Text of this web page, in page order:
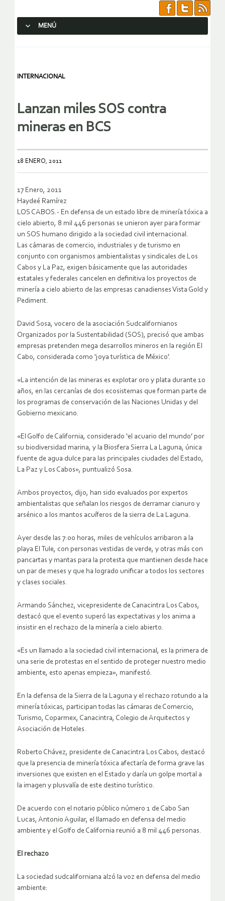
MENÚ
INTERNACIONAL
Lanzan miles SOS contra
mineras en BCS
18 ENERO, 2011
17 Enero, 2011
Haydeé Ramírez
LOS CABOS.- En defensa de un estado libre de minería tóxica a
cielo abierto, 8 mil 446 personas se unieron ayer para formar
un SOS humano dirigido a la sociedad civil internacional.
Las cámaras de comercio, industriales y de turismo en
conjunto con organismos ambientalistas y sindicales de Los
Cabos y La Paz, exigen básicamente que las autoridades
estatales y federales cancelen en definitiva los proyectos de
minería a cielo abierto de las empresas canadienses Vista Gold y
Pediment.
David Sosa, vocero de la asociación Sudcalifornianos
Organizados por la Sustentabilidad (SOS), precisó que ambas
empresas pretenden mega desarrollos mineros en la región El
Cabo, considerada como ‘joya turística de México’.
«La intención de las mineras es explotar oro y plata durante 10
años, en las cercanías de dos ecosistemas que forman parte de
los programas de conservación de las Naciones Unidas y del
Gobierno mexicano.
«El Golfo de California, considerado ‘el acuario del mundo’ por
su biodiversidad marina, y la Biosfera Sierra La Laguna, única
fuente de agua dulce para las principales ciudades del Estado,
La Paz y Los Cabos», puntualizó Sosa.
Ambos proyectos, dijo, han sido evaluados por expertos
ambientalistas que señalan los riesgos de derramar cianuro y
arsénico a los mantos acuíferos de la sierra de La Laguna.
Ayer desde las 7:00 horas, miles de vehículos arribaron a la
playa El Tule, con personas vestidas de verde, y otras más con
pancartas y mantas para la protesta que mantienen desde hace
un par de meses y que ha logrado unificar a todos los sectores
y clases sociales.
Armando Sánchez, vicepresidente de Canacintra Los Cabos,
destacó que el evento superó las expectativas y los anima a
insistir en el rechazo de la minería a cielo abierto.
«Es un llamado a la sociedad civil internacional, es la primera de
una serie de protestas en el sentido de proteger nuestro medio
ambiente, esto apenas empieza», manifestó.
En la defensa de la Sierra de la Laguna y el rechazo rotundo a la
minería tóxicas, participan todas las cámaras de Comercio,
Turismo, Coparmex, Canacintra, Colegio de Arquitectos y
Asociación de Hoteles.
Roberto Chávez, presidente de Canacintra Los Cabos, destacó
que la presencia de minería tóxica afectaría de forma grave las
inversiones que existen en el Estado y daría un golpe mortal a
la imagen y plusvalía de este destino turístico.
De acuerdo con el notario público número 1 de Cabo San
Lucas, Antonio Aguilar, el llamado en defensa del medio
ambiente y el Golfo de California reunió a 8 mil 446 personas.
El rechazo
La sociedad sudcaliforniana alzó la voz en defensa del medio
ambiente: